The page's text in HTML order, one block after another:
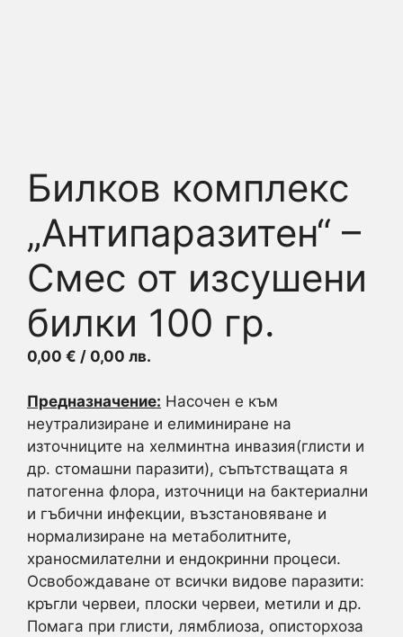
Билков комплекс
„Антипаразитен“ –
Смес от изсушени
билки 100 гр.
0,00 € / 0,00 лв.
Предназначение: Насочен е към
неутрализиране и елиминиране на
източниците на хелминтна инвазия(глисти и
др. стомашни паразити), съпътстващата я
патогенна флора, източници на бактериални
и гъбични инфекции, възстановяване и
нормализиране на метаболитните,
храносмилателни и ендокринни процеси.
Освобождаване от всички видове паразити:
кръгли червеи, плоски червеи, метили и др.
Помага при глисти, лямблиоза, описторхоза